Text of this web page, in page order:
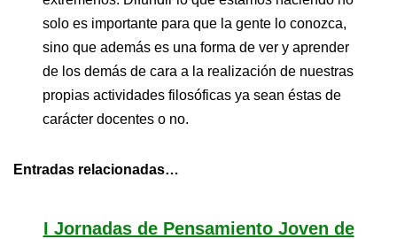
solo es importante para que la gente lo conozca,
sino que además es una forma de ver y aprender
de los demás de cara a la realización de nuestras
propias actividades filosóficas ya sean éstas de
carácter docentes o no.
Entradas relacionadas…
I Jornadas de Pensamiento Joven de